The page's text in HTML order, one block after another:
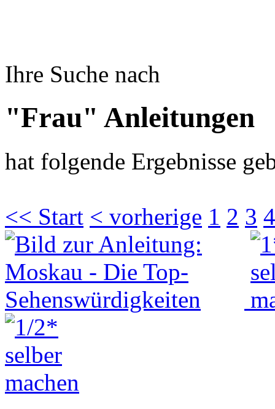
Ihre Suche nach
"Frau" Anleitungen
hat folgende Ergebnisse
<< Start < vorherige 1 2 3 4